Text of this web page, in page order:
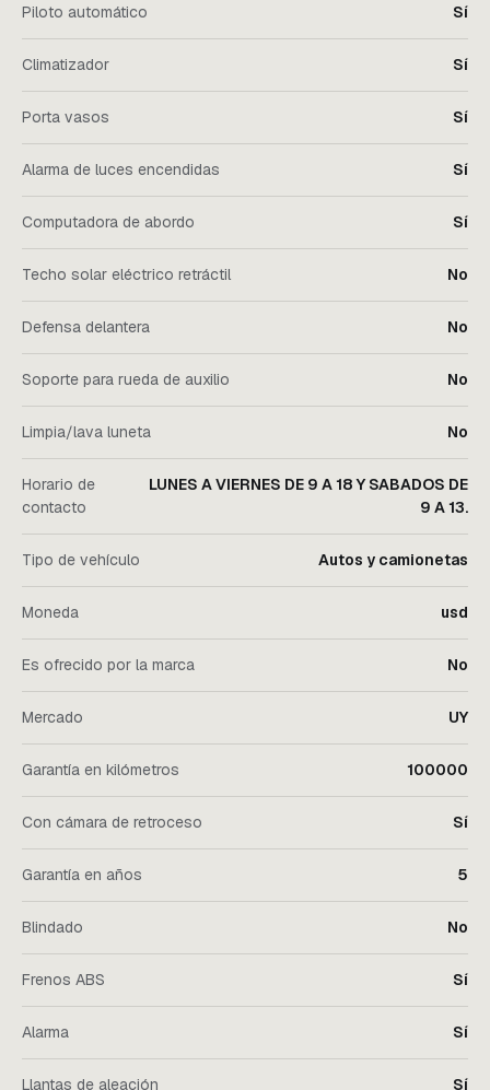
Piloto automático Sí
Climatizador Sí
Porta vasos Sí
Alarma de luces encendidas Sí
Computadora de abordo Sí
Techo solar eléctrico retráctil No
Defensa delantera No
Soporte para rueda de auxilio No
Limpia/lava luneta No
Horario de
contacto
LUNES A VIERNES DE 9 A 18 Y SABADOS DE
9 A 13.
Tipo de vehículo Autos y camionetas
Moneda usd
Es ofrecido por la marca No
Mercado UY
Garantía en kilómetros 100000
Con cámara de retroceso Sí
Garantía en años 5
Blindado No
Frenos ABS Sí
Alarma Sí
Llantas de aleación Sí